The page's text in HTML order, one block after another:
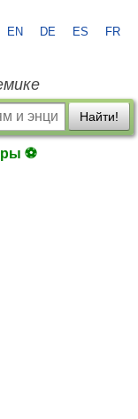
EN DE ES FR
Найти!
⚽